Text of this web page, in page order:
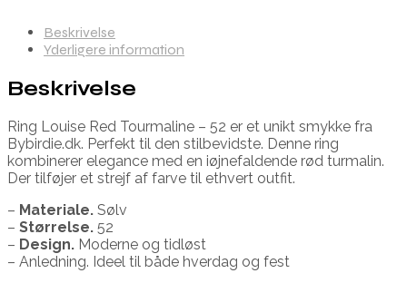
Beskrivelse
Yderligere information
Beskrivelse
Ring Louise Red Tourmaline – 52 er et unikt smykke fra
Bybirdie.dk. Perfekt til den stilbevidste. Denne ring
kombinerer elegance med en iøjnefaldende rød turmalin.
Der tilføjer et strejf af farve til ethvert outfit.
– Materiale. Sølv
– Størrelse. 52
– Design. Moderne og tidløst
– Anledning. Ideel til både hverdag og fest